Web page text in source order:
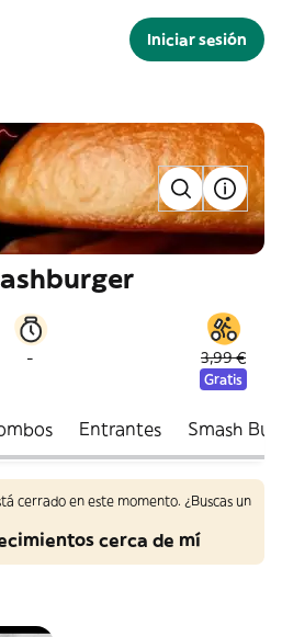
Iniciar sesión
- 3,99 €
Gratis
Entrantes Smash
cerrado en este momento. ¿Buscas un
cerca de mí